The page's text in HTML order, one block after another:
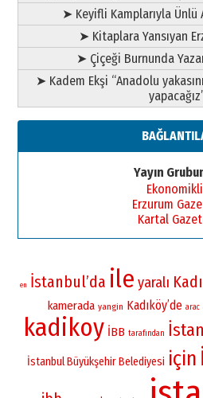
➤ Keyifli Kamplarıyla Ünlü
➤ Kitaplara Yansıyan
➤ Çiçeği Burnunda
➤ Kadem Ekşi “Anadolu
Yayın
Erzurum
Kartal
en İstanbul’da ile yaralı
kamerada yangin Kadıköy’de arac
kadikoy İBB tarafından
İstanbul Büyükşehir Belediyesi için